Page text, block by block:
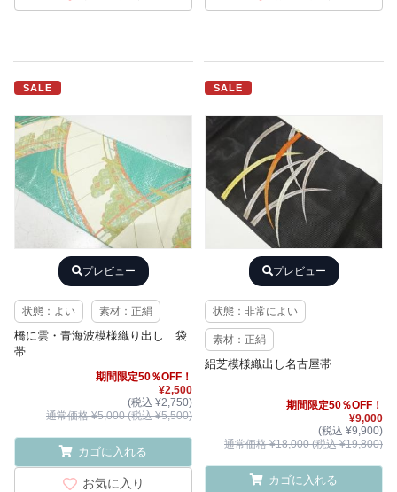
SALE
プレビュー
状態：よい 素材：正絹
橋に雲・青海波模様織り出し 袋
帯
期間限定50％OFF！
¥2,500
(税込 ¥2,750)
通常価格 ¥5,000 (税込 ¥5,500)
カゴに入れる
お気に入り
SALE
プレビュー
状態：非常によい
素材：正絹
絽芝模様織出し名古屋帯
期間限定50％OFF！
¥9,000
(税込 ¥9,900)
通常価格 ¥18,000 (税込 ¥19,800)
カゴに入れる